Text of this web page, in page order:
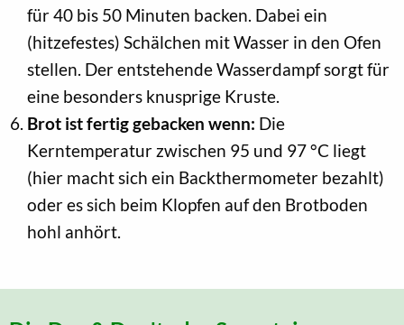
für 40 bis 50 Minuten backen. Dabei ein
(hitzefestes) Schälchen mit Wasser in den Ofen
stellen. Der entstehende Wasserdampf sorgt für
eine besonders knusprige Kruste.
Brot ist fertig gebacken wenn: Die
Kerntemperatur zwischen 95 und 97 °C liegt
(hier macht sich ein Backthermometer bezahlt)
oder es sich beim Klopfen auf den Brotboden
hohl anhört.